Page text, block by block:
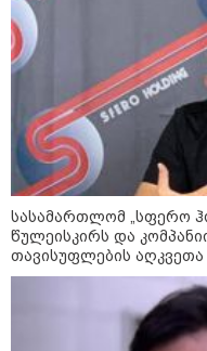
პოლიტიკა
სასამართლომ „სფერო
წულეისკირს და
თავისუფლების აღკვეთა
მსჯავრდადებულებს
კომპენსაციის